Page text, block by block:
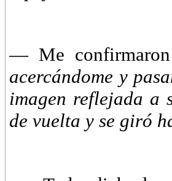
— Me
acercándome y
imagen reflejada a
de vuelta y se giró